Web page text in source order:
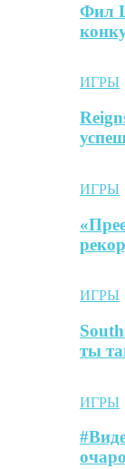
Фил
ИГРЫ
ИГРЫ
ИГРЫ
ты
ИГРЫ